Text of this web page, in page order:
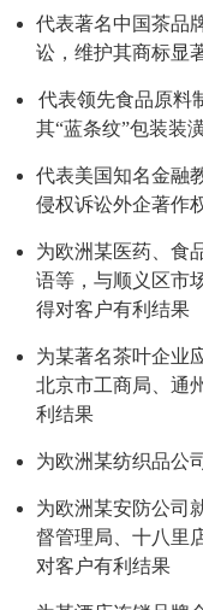
代表著名中国茶品
讼，维护其商标显
代表领先食品原料
其“蓝条纹”包装装
代表美国知名金融
侵权诉讼外企著作
为欧洲某医药、食
语等，与顺义区市
得对客户有利结果
为某著名茶叶企业
北京市工商局、通
利结果
为欧洲某纺织品公
为欧洲某安防公司
督管理局、十八里
对客户有利结果